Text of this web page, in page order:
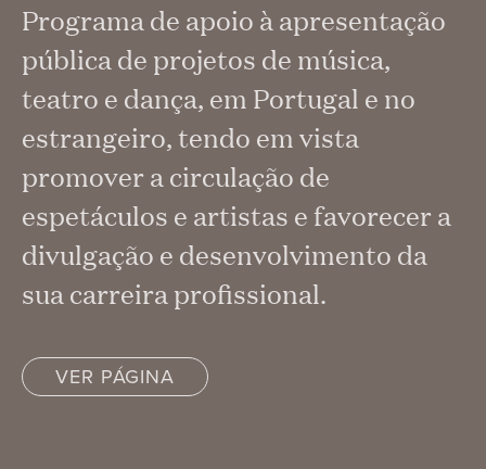
Programa de apoio à apresentação
pública de projetos de música,
teatro e dança, em Portugal e no
estrangeiro, tendo em vista
promover a circulação de
espetáculos e artistas e favorecer a
divulgação e desenvolvimento da
sua carreira profissional.
VER PÁGINA